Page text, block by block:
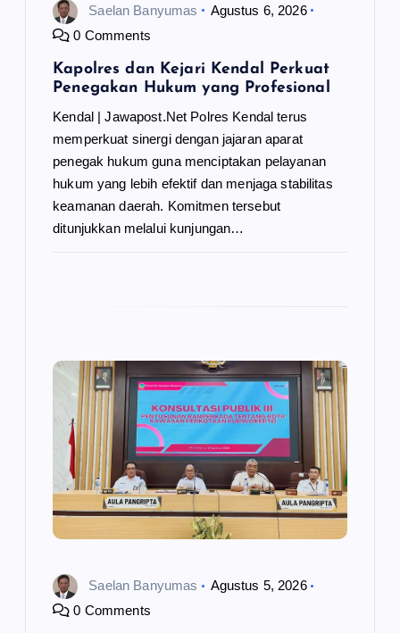
Saelan Banyumas
Agustus 6, 2026
0 Comments
Kapolres dan Kejari Kendal Perkuat
Penegakan Hukum yang Profesional
Kendal | Jawapost.Net Polres Kendal terus
memperkuat sinergi dengan jajaran aparat
penegak hukum guna menciptakan pelayanan
hukum yang lebih efektif dan menjaga stabilitas
keamanan daerah. Komitmen tersebut
ditunjukkan melalui kunjungan…
Saelan Banyumas
Agustus 5, 2026
0 Comments